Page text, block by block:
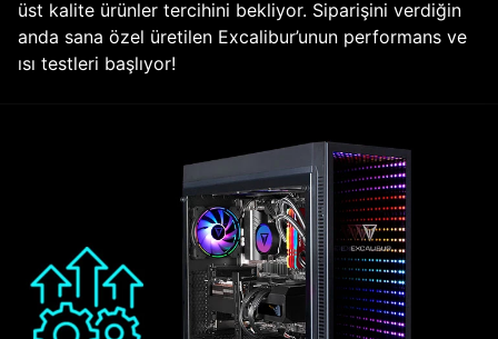
üst kalite ürünler tercihini bekliyor. Siparişini verdiğin
anda sana özel üretilen Excalibur’unun performans ve
ısı testleri başlıyor!